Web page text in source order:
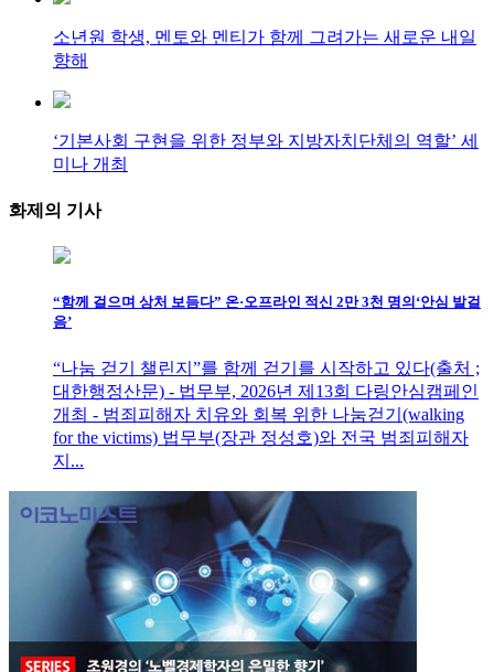
소년원 학생, 멘토와 멘티가 함께 그려가는 새로운 내일
향해
‘기본사회 구현을 위한 정부와 지방자치단체의 역할’ 세
미나 개최
화제의 기사
“함께 걸으며 상처 보듬다” 온·오프라인 적신 2만 3천 명의‘안심 발걸
음’
“나눔 걷기 챌린지”를 함께 걷기를 시작하고 있다(출처 ;
대한행정산문) - 법무부, 2026년 제13회 다링안심캠페인
개최 - 범죄피해자 치유와 회복 위한 나눔걷기(walking
for the victims) 법무부(장관 정성호)와 전국 범죄피해자
지...